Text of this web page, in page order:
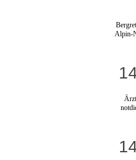
Alpin-